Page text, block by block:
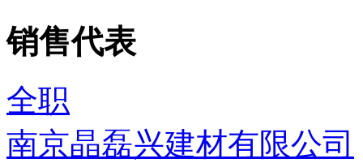
销售代表
全职
南京晶磊兴建材有限公司